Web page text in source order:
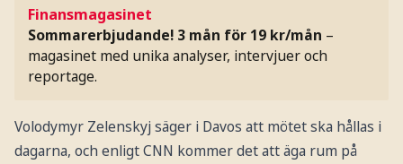
Finansmagasinet
Sommarerbjudande! 3 mån för 19 kr/mån –
magasinet med unika analyser, intervjuer och
reportage.
Volodymyr Zelenskyj säger i Davos att mötet ska hållas i
dagarna, och enligt CNN kommer det att äga rum på